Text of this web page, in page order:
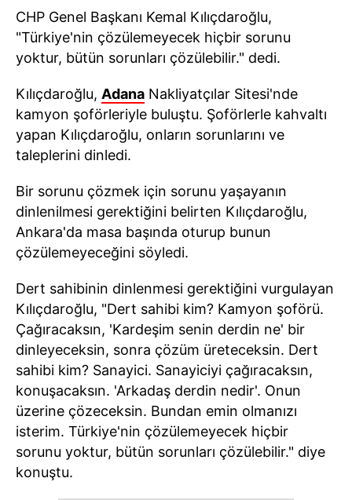
CHP Genel Başkanı Kemal Kılıçdaroğlu,
"Türkiye'nin çözülemeyecek hiçbir sorunu
yoktur, bütün sorunları çözülebilir." dedi.
Kılıçdaroğlu, Adana Nakliyatçılar Sitesi'nde
kamyon şoförleriyle buluştu. Şoförlerle kahvaltı
yapan Kılıçdaroğlu, onların sorunlarını ve
taleplerini dinledi.
Bir sorunu çözmek için sorunu yaşayanın
dinlenilmesi gerektiğini belirten Kılıçdaroğlu,
Ankara'da masa başında oturup bunun
çözülemeyeceğini söyledi.
Dert sahibinin dinlenmesi gerektiğini vurgulayan
Kılıçdaroğlu, "Dert sahibi kim? Kamyon şoförü.
Çağıracaksın, 'Kardeşim senin derdin ne' bir
dinleyeceksin, sonra çözüm üreteceksin. Dert
sahibi kim? Sanayici. Sanayiciyi çağıracaksın,
konuşacaksın. 'Arkadaş derdin nedir'. Onun
üzerine çözeceksin. Bundan emin olmanızı
isterim. Türkiye'nin çözülemeyecek hiçbir
sorunu yoktur, bütün sorunları çözülebilir." diye
konuştu.